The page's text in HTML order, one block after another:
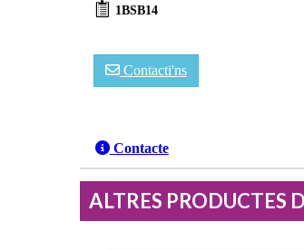
1BSB14
Contacti'ns
Contacte
ALTRES PRODUCTES